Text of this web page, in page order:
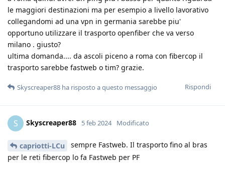
le maggiori destinazioni ma per esempio a livello lavorativo
collegandomi ad una vpn in germania sarebbe piu'
opportuno utilizzare il trasporto openfiber che va verso
milano . giusto?
ultima domanda.... da ascoli piceno a roma con fibercop il
trasporto sarebbe fastweb o tim? grazie.
Rispondi
Skyscreaper88 ha risposto a questo messaggio
S Skyscreaper88 5 feb 2024 Modificato
capriotti-LCu
sempre Fastweb. Il trasporto fino al bras
per le reti fibercop lo fa Fastweb per PF